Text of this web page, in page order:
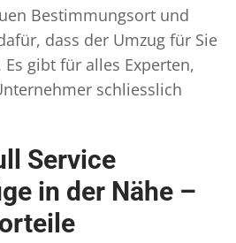
Bestimmungsort und
dass der Umzug für Sie
gibt für alles Experten,
schliesslich
Service
in der Nähe –